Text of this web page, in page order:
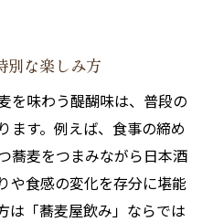
別な楽しみ方
を味わう醍醐味は、普段の
ます。例えば、食事の締め
蕎麦をつまみながら日本酒
や食感の変化を存分に堪能
は「蕎麦屋飲み」ならでは